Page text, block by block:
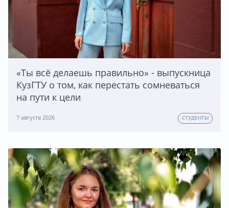
«Ты всё делаешь правильно» - выпускница
КузГТУ о том, как перестать сомневаться
на пути к цели
7 августа 2026 СТУДЕНТЫ